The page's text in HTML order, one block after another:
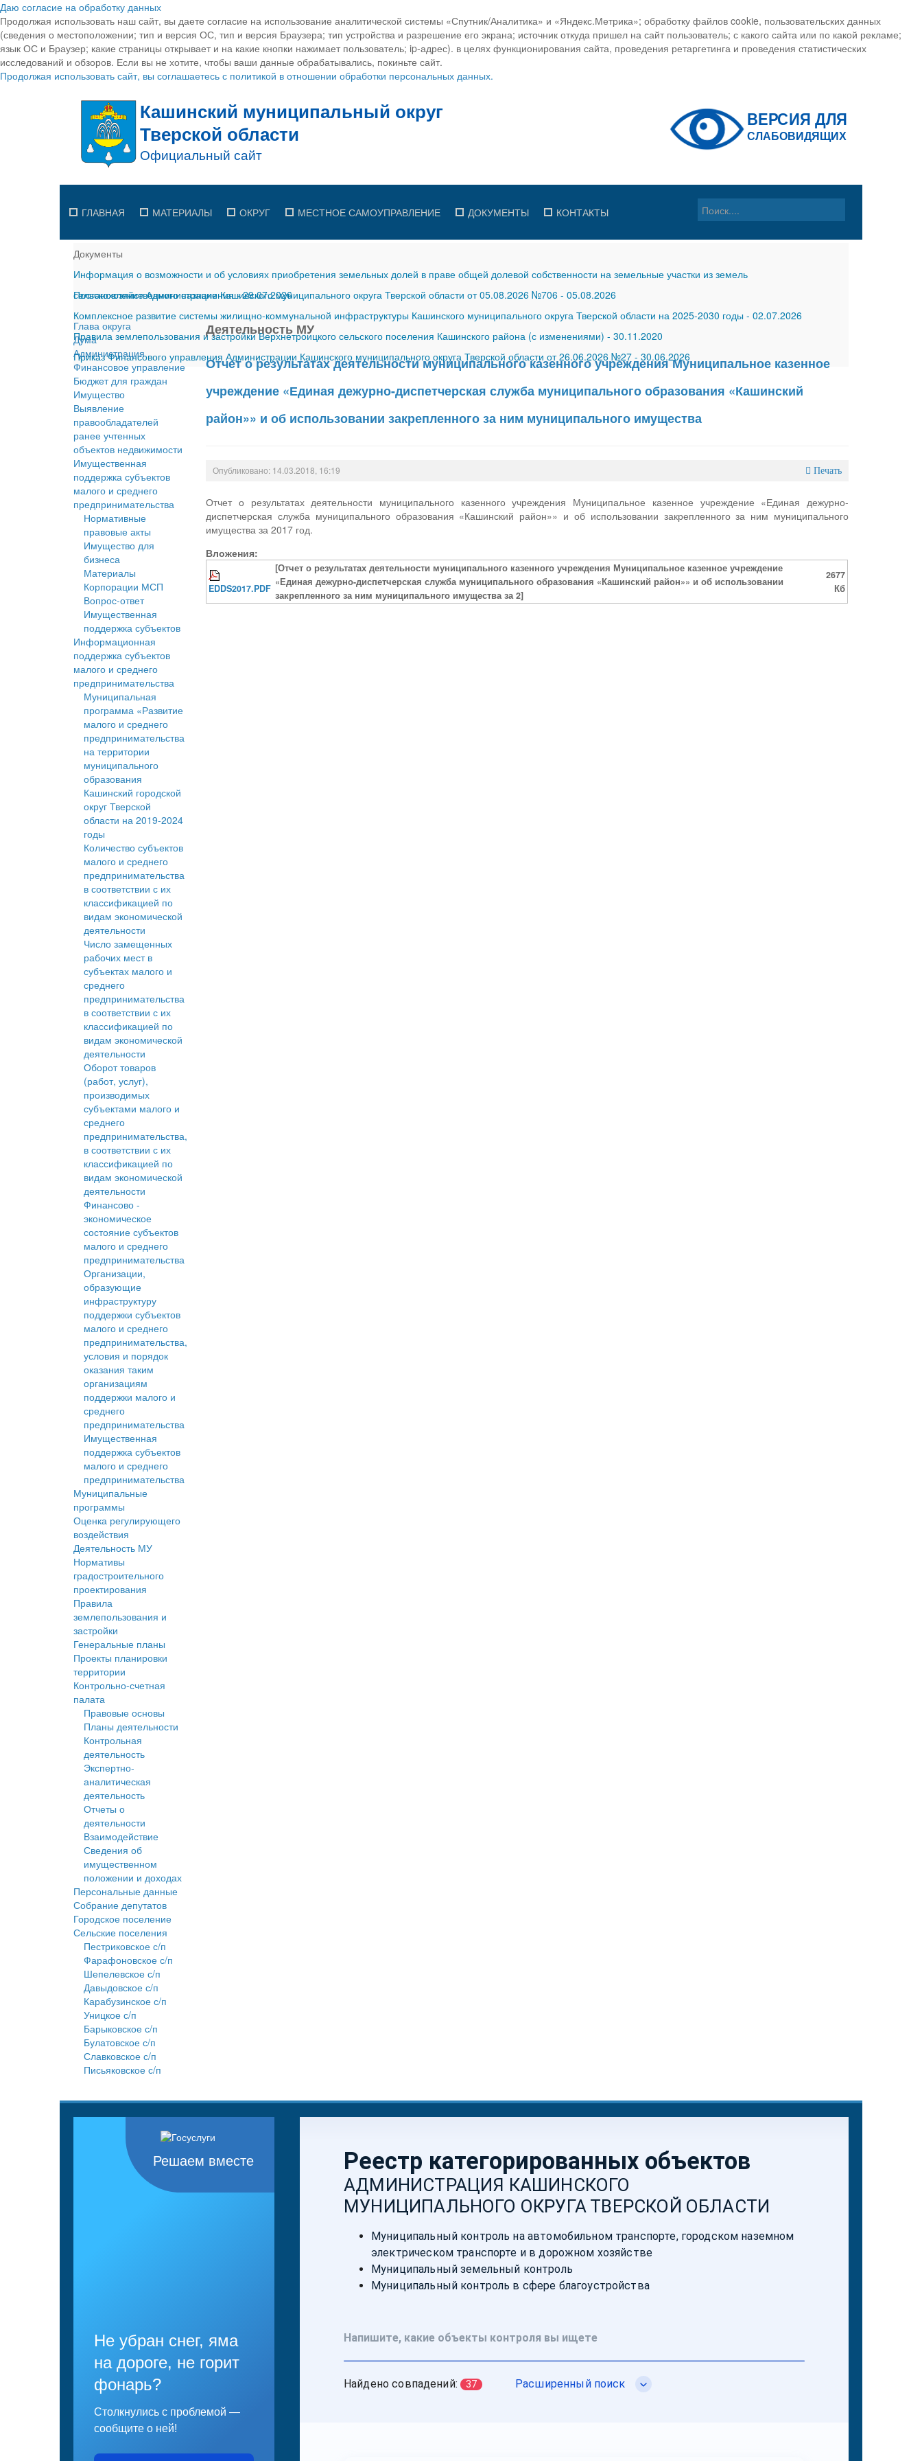
Даю согласие на обработку данных
Продолжая использовать наш сайт, вы даете согласие на использование аналитической системы «Спутник/Аналитика» и «Яндекс.Метрика»; обработку файлов cookie, пользовательских данных
(сведения о местоположении; тип и версия ОС, тип и версия Браузера; тип устройства и разрешение его экрана; источник откуда пришел на сайт пользователь; с какого сайта или по какой рекламе;
язык ОС и Браузер; какие страницы открывает и на какие кнопки нажимает пользователь; ip-адрес). в целях функционирования сайта, проведения ретаргетинга и проведения статистических
исследований и обзоров. Если вы не хотите, чтобы ваши данные обрабатывались, покиньте сайт.
Продолжая использовать сайт, вы соглашаетесь с политикой в отношении обработки персональных данных.
ГЛАВНАЯ МАТЕРИАЛЫ ОКРУГ МЕСТНОЕ САМОУПРАВЛЕНИЕ ДОКУМЕНТЫ КОНТАКТЫ
Документы
Информация о возможности и об условиях приобретения земельных долей в праве общей долевой собственности на земельные участки из земель
сельскохозяйственного назначения-29.07.2026
Постановление Администрации Кашинского муниципального округа Тверской области от 05.08.2026 №706 - 05.08.2026
Комплексное развитие системы жилищно-коммунальной инфраструктуры Кашинского муниципального округа Тверской области на 2025-2030 годы - 02.07.2026
Правила землепользования и застройки Верхнетроицкого сельского поселения Кашинского района (с изменениями) - 30.11.2020
Приказ Финансового управления Администрации Кашинского муниципального округа Тверской области от 26.06.2026 №27 - 30.06.2026
Глава округа
Дума
Администрация
Финансовое управление
Бюджет для граждан
Имущество
Выявление
правообладателей
ранее учтенных
объектов недвижимости
Имущественная
поддержка субъектов
малого и среднего
предпринимательства
Нормативные
правовые акты
Имущество для
бизнеса
Материалы
Корпорации МСП
Вопрос-ответ
Имущественная
поддержка субъектов
Информационная
поддержка субъектов
малого и среднего
предпринимательства
Муниципальная
программа «Развитие
малого и среднего
предпринимательства
на территории
муниципального
образования
Кашинский городской
округ Тверской
области на 2019-2024
годы
Количество субъектов
малого и среднего
предпринимательства
в соответствии с их
классификацией по
видам экономической
деятельности
Число замещенных
рабочих мест в
субъектах малого и
среднего
предпринимательства
в соответствии с их
классификацией по
видам экономической
деятельности
Оборот товаров
(работ, услуг),
производимых
субъектами малого и
среднего
предпринимательства,
в соответствии с их
классификацией по
видам экономической
деятельности
Финансово -
экономическое
состояние субъектов
малого и среднего
предпринимательства
Организации,
образующие
инфраструктуру
поддержки субъектов
малого и среднего
предпринимательства,
условия и порядок
оказания таким
организациям
поддержки малого и
среднего
предпринимательства
Имущественная
поддержка субъектов
малого и среднего
предпринимательства
Муниципальные
программы
Оценка регулирующего
воздействия
Деятельность МУ
Нормативы
градостроительного
проектирования
Правила
землепользования и
застройки
Генеральные планы
Проекты планировки
территории
Контрольно-счетная
палата
Правовые основы
Планы деятельности
Контрольная
деятельность
Экспертно-
аналитическая
деятельность
Отчеты о
деятельности
Взаимодействие
Сведения об
имущественном
положении и доходах
Персональные данные
Собрание депутатов
Городское поселение
Сельские поселения
Пестриковское с/п
Фарафоновское с/п
Шепелевское с/п
Давыдовское с/п
Карабузинское с/п
Уницкое с/п
Барыковское с/п
Булатовское с/п
Славковское с/п
Письяковское с/п
Деятельность МУ
Отчет о результатах деятельности муниципального казенного учреждения Муниципальное казенное
учреждение «Единая дежурно-диспетчерская служба муниципального образования «Кашинский
район»» и об использовании закрепленного за ним муниципального имущества
Опубликовано: 14.03.2018, 16:19 Печать
Отчет о результатах деятельности муниципального казенного учреждения Муниципальное казенное учреждение «Единая дежурно-
диспетчерская служба муниципального образования «Кашинский район»» и об использовании закрепленного за ним муниципального
имущества за 2017 год.
Вложения:
EDDS2017.PDF
[Отчет о результатах деятельности муниципального казенного учреждения Муниципальное казенное учреждение
«Единая дежурно-диспетчерская служба муниципального образования «Кашинский район»» и об использовании
закрепленного за ним муниципального имущества за 2]
2677
Кб
Решаем вместе
Не убран снег, яма
на дороге, не горит
фонарь?
Столкнулись с проблемой —
сообщите о ней!